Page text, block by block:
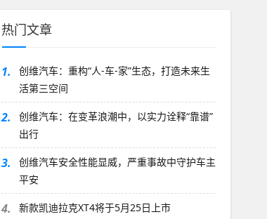
热门文章
1.
创维汽车：重构“人-车-家”生态，打造未来生
活第三空间
2.
创维汽车：在变革浪潮中，以实力诠释“靠谱”
出行
3.
创维汽车安全性能显威，严重事故中守护车主
平安
4. 新款凯迪拉克XT4将于5月25日上市